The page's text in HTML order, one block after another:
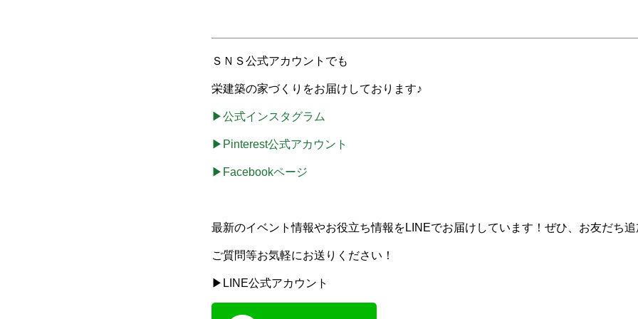
ＳＮＳ公式アカウントでも
栄建築の家づくりをお届けしております♪
▶公式インスタグラム
▶Pinterest公式アカウント
▶Facebookページ
最新のイベント情報やお役立ち情報をLINEでお届けしています！ぜひ、お友だち追
ご質問等お気軽にお送りください！
▶LINE公式アカウント